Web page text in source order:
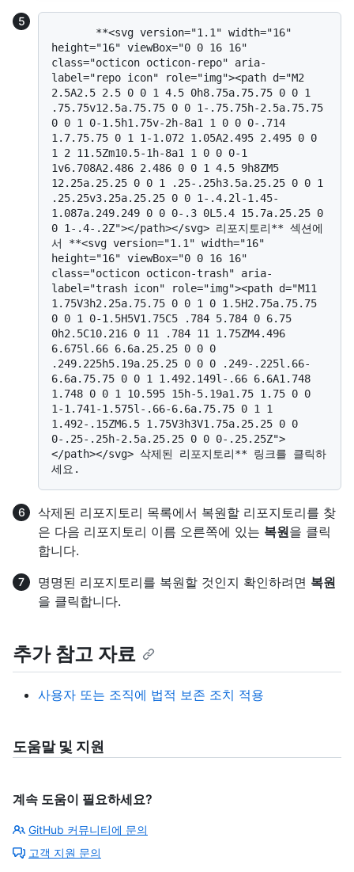
height="16" viewBox="0 0 16 16"
class="octicon octicon-repo" aria-
label="repo icon" role="img"><path d="M2
2.5A2.5 2.5 0 0 1 4.5 0h8.75a.75.75 0 0 1
.75.75v12.5a.75.75 0 0 1-.75.75h-2.5a.75.75
0 0 1 0-1.5h1.75v-2h-8a1 1 0 0 0-.714
1.7.75.75 0 1 1-1.072 1.05A2.495 2.495 0 0
1 2 11.5Zm10.5-1h-8a1 1 0 0 0-1
1v6.708A2.486 2.486 0 0 1 4.5 9h8ZM5
12.25a.25.25 0 0 1 .25-.25h3.5a.25.25 0 0 1
.25.25v3.25a.25.25 0 0 1-.4.2l-1.45-
1.087a.249.249 0 0 0-.3 0L5.4 15.7a.25.25 0
0 1-.4-.2Z"></path></svg> 리포지토리** 섹션에
서 **<svg version="1.1" width="16"
height="16" viewBox="0 0 16 16"
class="octicon octicon-trash" aria-
label="trash icon" role="img"><path d="M11
1.75V3h2.25a.75.75 0 0 1 0 1.5H2.75a.75.75
0 0 1 0-1.5H5V1.75C5 .784 5.784 0 6.75
0h2.5C10.216 0 11 .784 11 1.75ZM4.496
6.675l.66 6.6a.25.25 0 0 0
.249.225h5.19a.25.25 0 0 0 .249-.225l.66-
6.6a.75.75 0 0 1 1.492.149l-.66 6.6A1.748
1.748 0 0 1 10.595 15h-5.19a1.75 1.75 0 0
1-1.741-1.575l-.66-6.6a.75.75 0 1 1
1.492-.15ZM6.5 1.75V3h3V1.75a.25.25 0 0
0-.25-.25h-2.5a.25.25 0 0 0-.25.25Z">
</path></svg> 삭제된 리포지토리** 링크를 클릭하
삭제된 리포지토리 목록에서 복원할 리포지토리를 찾
은 다음 리포지토리 이름 오른쪽에 있는 복원을 클릭
합니다.
명명된 리포지토리를 복원할 것인지 확인하려면 복원
을 클릭합니다.
추가 참고 자료
사용자 또는 조직에 법적 보존 조치 적용
도움말 및 지원
계속 도움이 필요하세요?
GitHub 커뮤니티에 문의
고객 지원 문의